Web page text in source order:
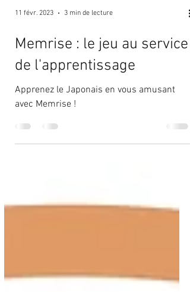
11 févr. 2023 3 min de lecture
Memrise : le jeu au service
de l'apprentissage
avec Memrise !